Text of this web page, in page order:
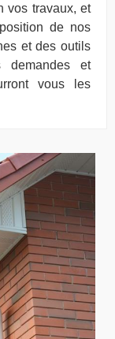
vos travaux, et
de nos
et des outils
demandes et
vous les